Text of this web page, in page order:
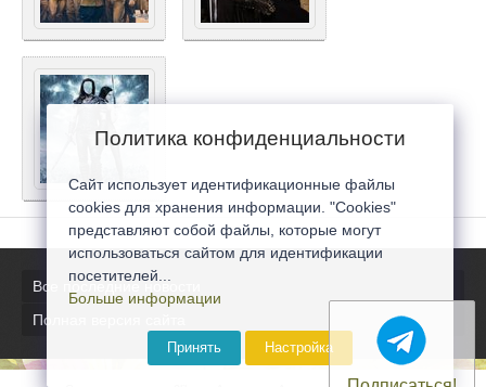
Все последние новости
Полная версия сайта
Политика конфиденциальности
Сайт использует идентификационные файлы
cookies для хранения информации. "Cookies"
представляют собой файлы, которые могут
использоваться сайтом для идентификации
посетителей...
Больше информации
Принять Настройка